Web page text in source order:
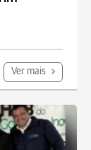
Ver mais